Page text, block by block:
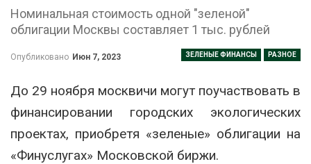
Номинальная стоимость одной "зеленой"
облигации Москвы составляет 1 тыс. рублей
ЗЕЛЕНЫЕ ФИНАНСЫ РАЗНОЕ
Опубликовано Июн 7, 2023
До 29 ноября москвичи могут поучаствовать в
финансировании городских экологических
проектах, приобретя «зеленые» облигации на
«Финуслугах» Московской биржи.